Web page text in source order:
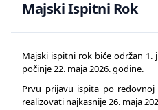
Majski Ispitni Rok
Majski ispitni rok biće održan 1.
počinje 22. maja 2026. godine.
Prvu prijavu ispita po
realizovati najkasnije 26. maja